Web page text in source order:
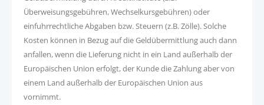
Überweisungsgebühren, Wechselkursgebühren) oder
einfuhrrechtliche Abgaben bzw. Steuern (z.B. Zölle). Solche
Kosten können in Bezug auf die Geldübermittlung auch dann
anfallen, wenn die Lieferung nicht in ein Land außerhalb der
Europäischen Union erfolgt, der Kunde die Zahlung aber von
einem Land außerhalb der Europäischen Union aus
vornimmt.